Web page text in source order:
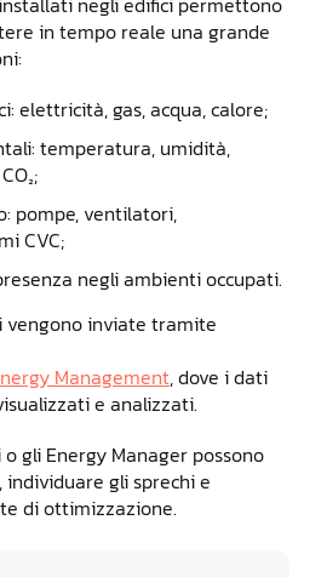
in tempo reale una grande
elettricità, gas, acqua, calore;
temperatura, umidità,
pompe, ventilatori,
CVC;
negli ambienti occupati.
inviate tramite
Management, dove i dati
e analizzati.
gli Energy Manager possono
gli sprechi e
di ottimizzazione.